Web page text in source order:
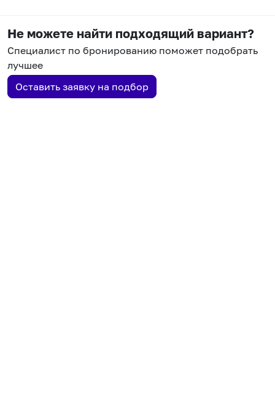
Не можете найти подходящий вариант?
Специалист по бронированию поможет подобрать
лучшее
Оставить заявку на подбор